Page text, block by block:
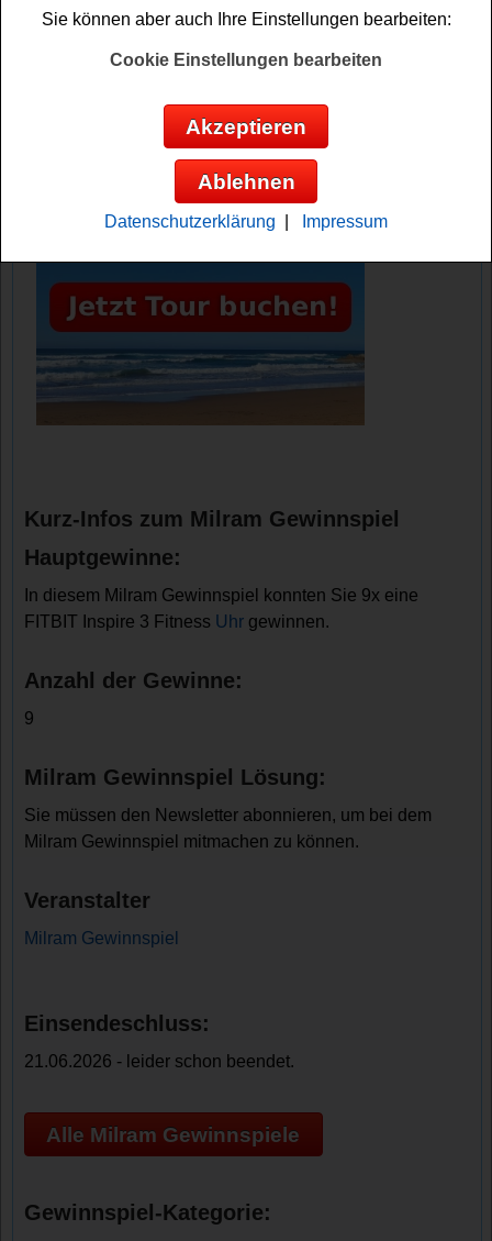
Milram verlost 9x eine FITBIT Inspire 3
Kurz-Infos zum Milram Gewinnspiel
Hauptgewinne:
In diesem Milram Gewinnspiel konnten Sie 9x eine
FITBIT Inspire 3 Fitness Uhr gewinnen.
Anzahl der Gewinne:
9
Milram Gewinnspiel Lösung:
Sie müssen den Newsletter abonnieren, um bei dem
Milram Gewinnspiel mitmachen zu können.
Veranstalter
Milram Gewinnspiel
Einsendeschluss:
21.06.2026 - leider schon beendet.
Alle Milram Gewinnspiele
Gewinnspiel-Kategorie:
Sie können aber auch Ihre Einstellungen bearbeiten:
Cookie Einstellungen bearbeiten
Akzeptieren
Ablehnen
Datenschutzerklärung Impressum